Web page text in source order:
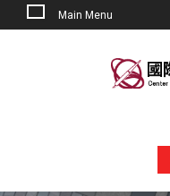
Main Menu